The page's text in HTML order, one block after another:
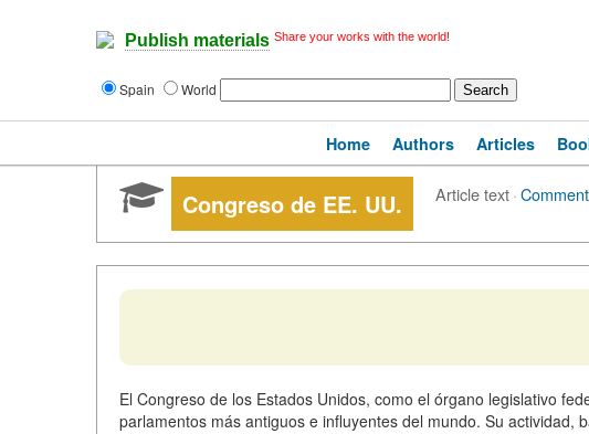
Publish materials Share your works with the world!
Spain World
Home Authors Articles
Congreso de EE. UU. Article text·
El Congreso de los Estados Unidos, como el órgano legislativo
parlamentos más antiguos e influyentes del mundo. Su actividad,